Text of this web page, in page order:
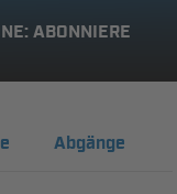
ABONNIERE
Abgänge